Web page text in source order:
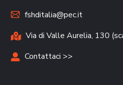
fshditalia@pec.it
Via di Valle Aurelia, 130
Contattaci >>